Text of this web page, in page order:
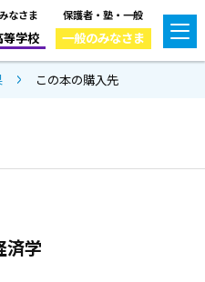
なさま
等学校
保護者・塾・一般
一般のみなさま
この本の購入先
済学